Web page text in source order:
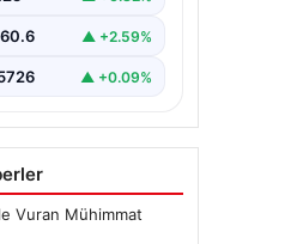
▲ +2.59%
▲ +0.09%
Vuran Mühimmat